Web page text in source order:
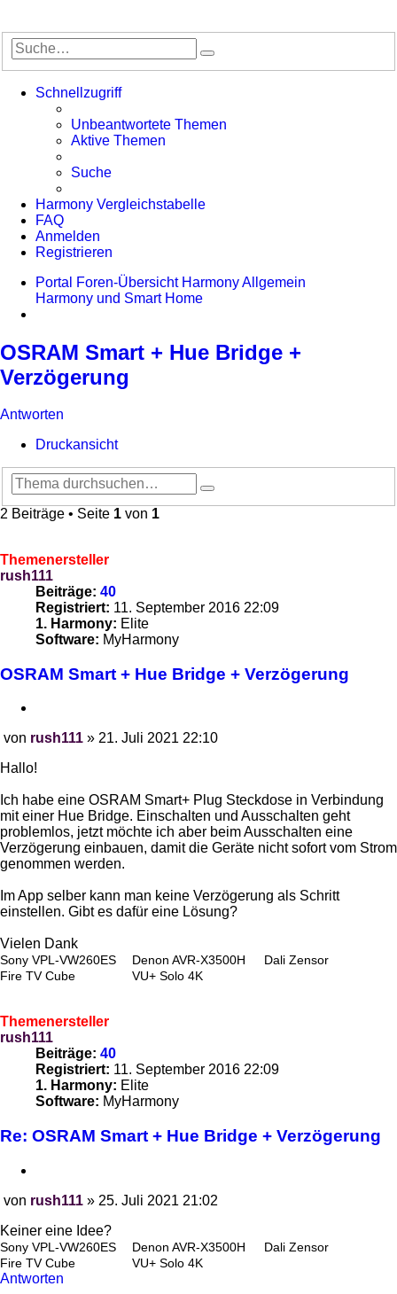
Suche
Suche
Schnellzugriff
Unbeantwortete Themen
Aktive Themen
Suche
Harmony Vergleichstabelle
FAQ
Anmelden
Registrieren
Portal
Foren-Übersicht Harmony Allgemein
Harmony und Smart Home
OSRAM Smart + Hue Bridge +
Verzögerung
Antworten
Druckansicht
Suche
Suche
2 Beiträge • Seite 1 von 1
Themenersteller
rush111
Beiträge: 40
Registriert: 11. September 2016 22:09
1. Harmony: Elite
Software: MyHarmony
OSRAM Smart + Hue Bridge + Verzögerung
von rush111 » 21. Juli 2021 22:10
Hallo!
Ich habe eine OSRAM Smart+ Plug Steckdose in Verbindung
mit einer Hue Bridge. Einschalten und Ausschalten geht
problemlos, jetzt möchte ich aber beim Ausschalten eine
Verzögerung einbauen, damit die Geräte nicht sofort vom Strom
genommen werden.
Im App selber kann man keine Verzögerung als Schritt
einstellen. Gibt es dafür eine Lösung?
Vielen Dank
Sony VPL-VW260ES Denon AVR-X3500H
Dali Zensor
Fire TV Cube
VU+ Solo 4K
Themenersteller
rush111
Beiträge: 40
Registriert: 11. September 2016 22:09
1. Harmony: Elite
Software: MyHarmony
Re: OSRAM Smart + Hue Bridge + Verzögerung
von rush111 » 25. Juli 2021 21:02
Keiner eine Idee?
Sony VPL-VW260ES Denon AVR-X3500H
Dali Zensor
Fire TV Cube
VU+ Solo 4K
Antworten